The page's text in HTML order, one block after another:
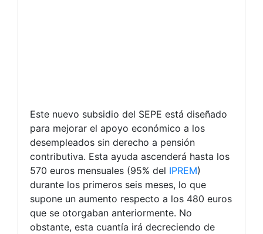
Este nuevo subsidio del SEPE está diseñado
para mejorar el apoyo económico a los
desempleados sin derecho a pensión
contributiva. Esta ayuda ascenderá hasta los
570 euros mensuales (95% del IPREM)
durante los primeros seis meses, lo que
supone un aumento respecto a los 480 euros
que se otorgaban anteriormente. No
obstante, esta cuantía irá decreciendo de